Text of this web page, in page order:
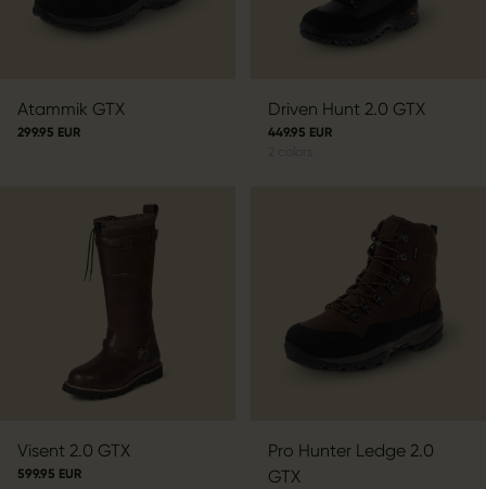
Atammik GTX
299.95 EUR
Driven Hunt 2.0 GTX
449.95 EUR
Visent 2.0 GTX
599.95 EUR
Pro Hunter Ledge 2.0
GTX